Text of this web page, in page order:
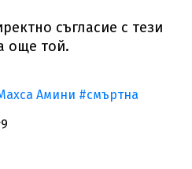
съгласие с тези
още той.
Амини #смъртна